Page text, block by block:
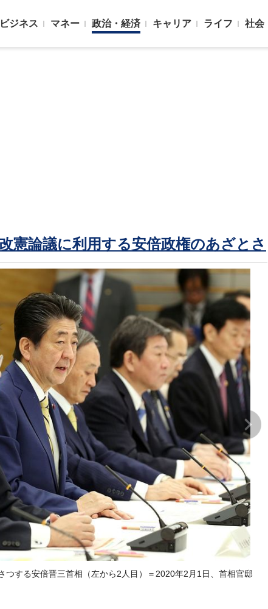
ビジネス マネー 政治・経済 キャリア ライフ 社会
憲論議に利用する安倍政権のあざとさ
つする安倍晋三首相（左から2人目）＝2020年2月1日、首相官邸